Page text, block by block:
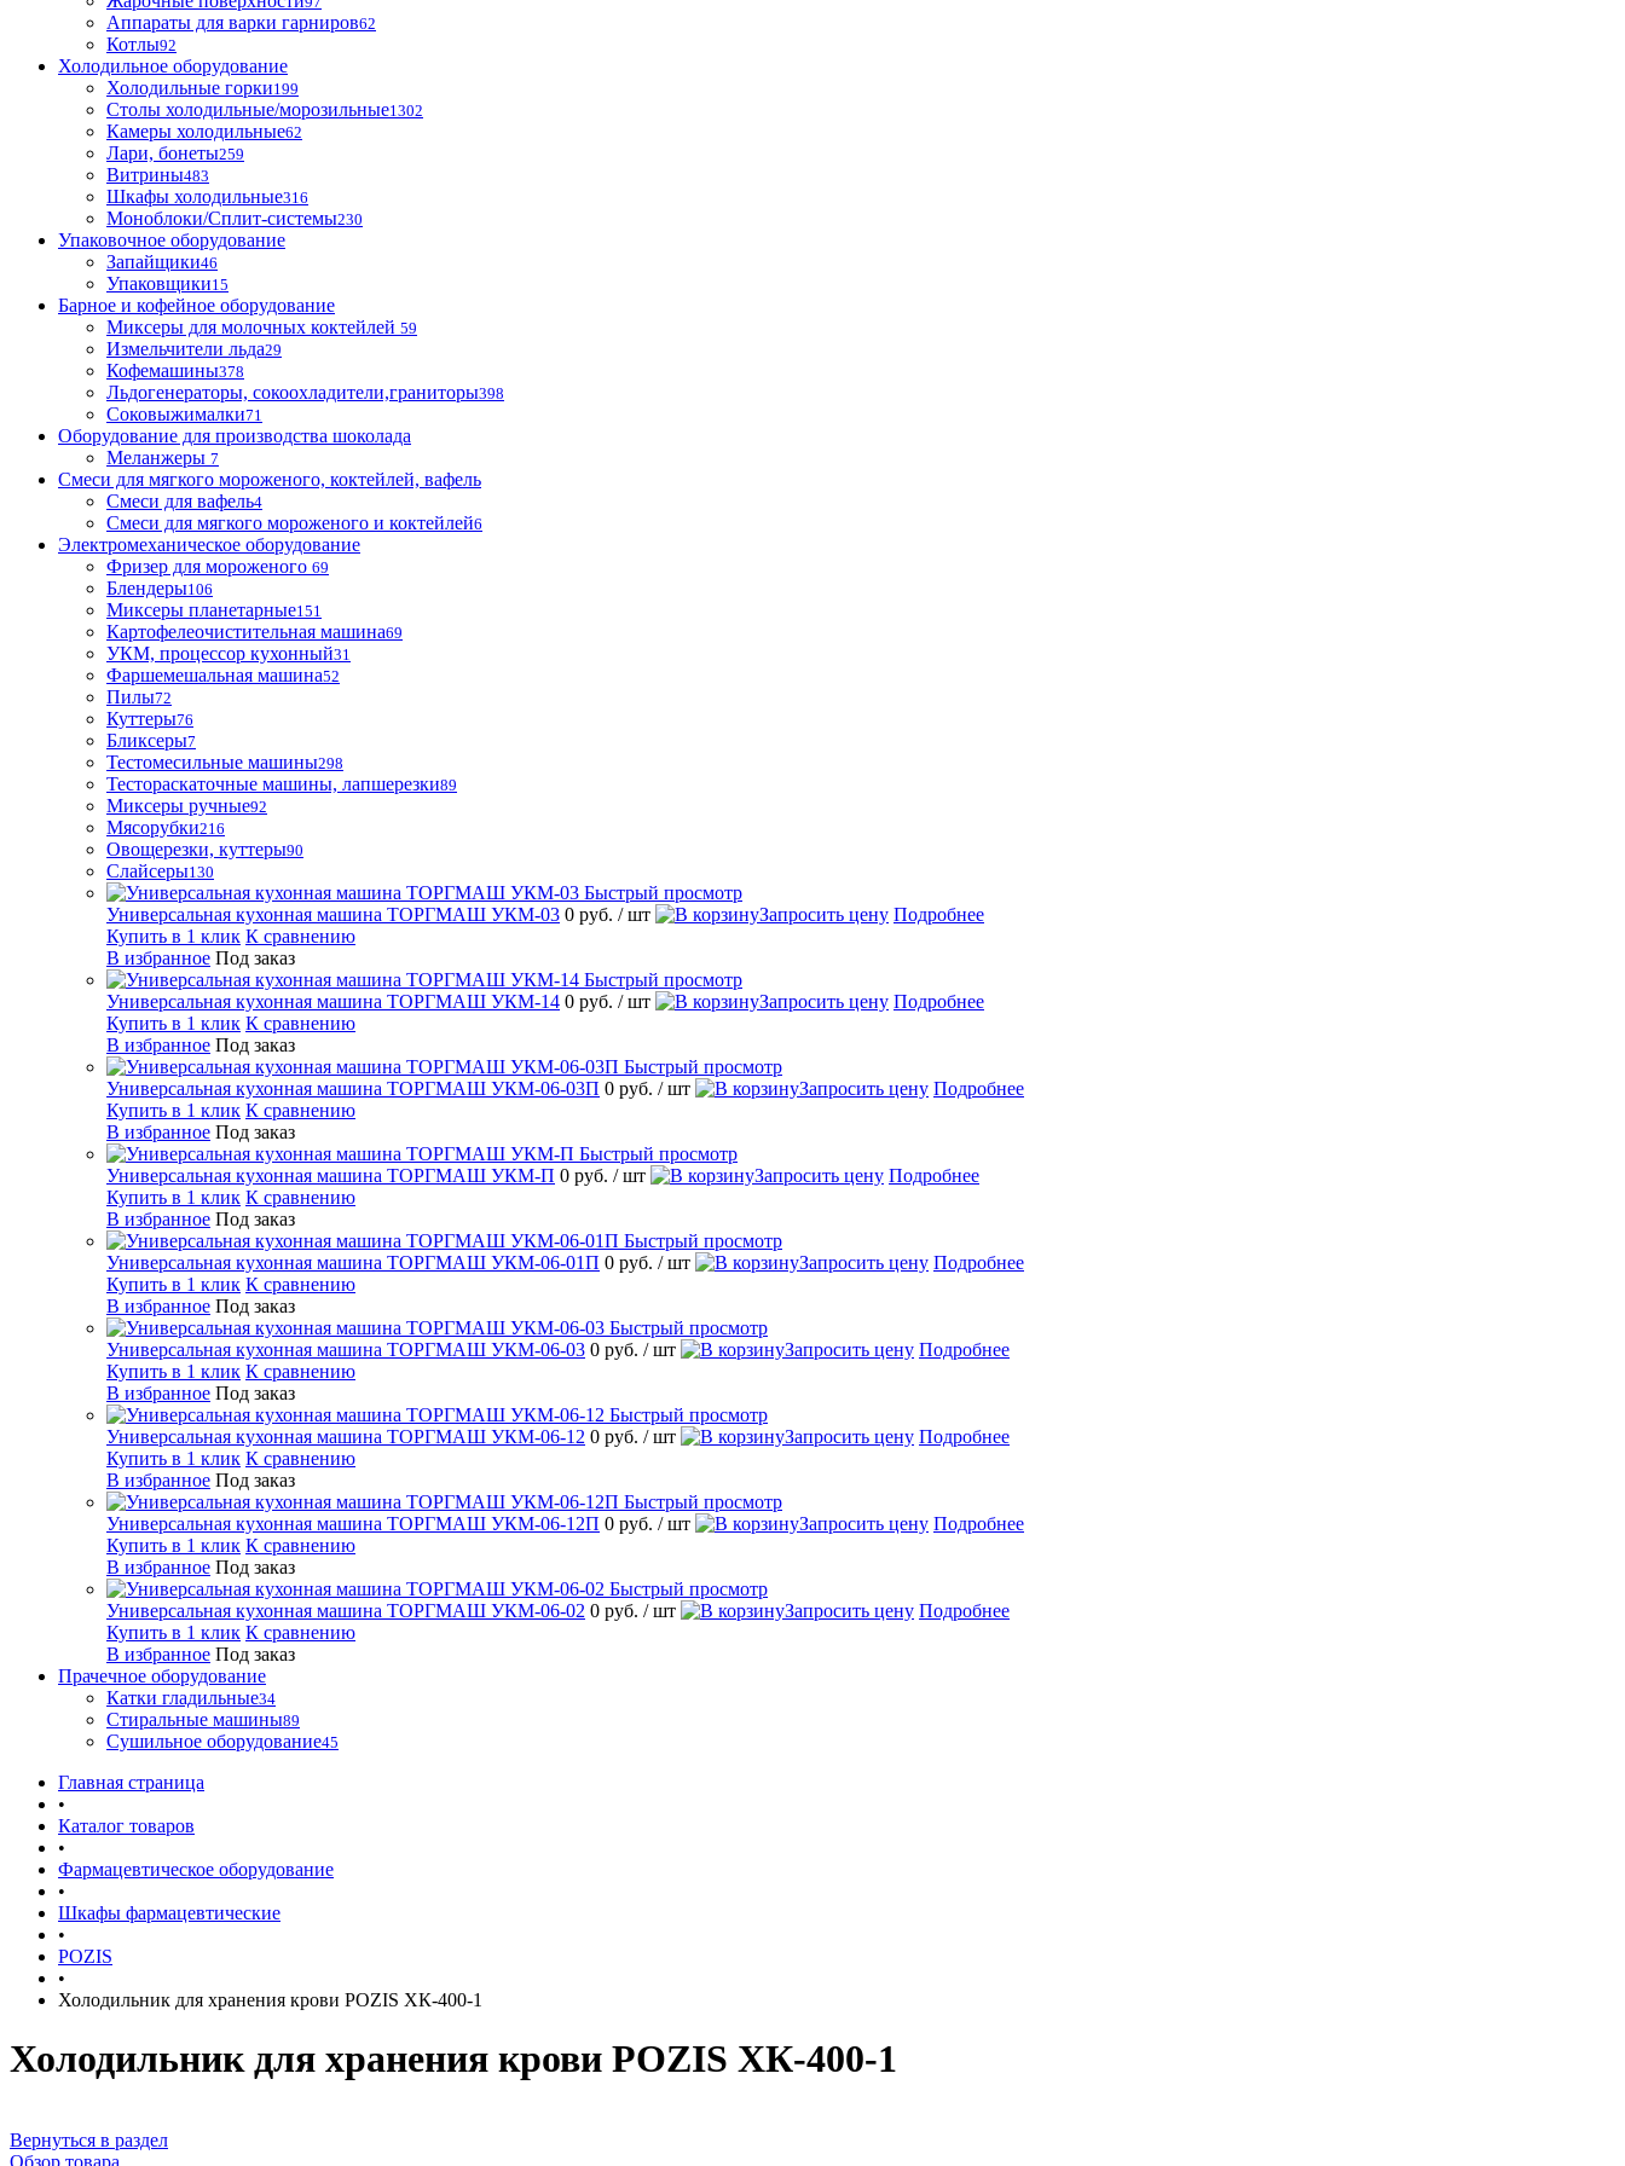
Аппараты для варки гарниров62
Котлы92
Холодильное оборудование
Холодильные горки199
Столы холодильные/морозильные1302
Камеры холодильные62
Лари, бонеты259
Витрины483
Шкафы холодильные316
Моноблоки/Сплит-системы230
Упаковочное оборудование
Запайщики46
Упаковщики15
Барное и кофейное оборудование
Миксеры для молочных коктейлей 59
Измельчители льда29
Кофемашины378
Льдогенераторы, сокоохладители,граниторы398
Соковыжималки71
Оборудование для производства шоколада
Меланжеры 7
Смеси для мягкого мороженого, коктейлей, вафель
Смеси для вафель4
Смеси для мягкого мороженого и коктейлей6
Электромеханическое оборудование
Фризер для мороженого 69
Блендеры106
Миксеры планетарные151
Картофелеочистительная машина69
УКМ, процессор кухонный31
Фаршемешальная машина52
Пилы72
Куттеры76
Бликсеры7
Тестомесильные машины298
Тестораскаточные машины, лапшерезки89
Миксеры ручные92
Мясорубки216
Овощерезки, куттеры90
Слайсеры130
Быстрый просмотр
Универсальная кухонная машина ТОРГМАШ УКМ-03 0 руб. / шт Запросить цену Подробнее
Купить в 1 клик К сравнению
В избранное Под заказ
Быстрый просмотр
Универсальная кухонная машина ТОРГМАШ УКМ-14 0 руб. / шт Запросить цену Подробнее
Купить в 1 клик К сравнению
В избранное Под заказ
Быстрый просмотр
Универсальная кухонная машина ТОРГМАШ УКМ-06-03П 0 руб. / шт Запросить цену Подробнее
Купить в 1 клик К сравнению
В избранное Под заказ
Быстрый просмотр
Универсальная кухонная машина ТОРГМАШ УКМ-П 0 руб. / шт Запросить цену Подробнее
Купить в 1 клик К сравнению
В избранное Под заказ
Быстрый просмотр
Универсальная кухонная машина ТОРГМАШ УКМ-06-01П 0 руб. / шт Запросить цену Подробнее
Купить в 1 клик К сравнению
В избранное Под заказ
Быстрый просмотр
Универсальная кухонная машина ТОРГМАШ УКМ-06-03 0 руб. / шт Запросить цену Подробнее
Купить в 1 клик К сравнению
В избранное Под заказ
Быстрый просмотр
Универсальная кухонная машина ТОРГМАШ УКМ-06-12 0 руб. / шт Запросить цену Подробнее
Купить в 1 клик К сравнению
В избранное Под заказ
Быстрый просмотр
Универсальная кухонная машина ТОРГМАШ УКМ-06-12П 0 руб. / шт Запросить цену Подробнее
Купить в 1 клик К сравнению
В избранное Под заказ
Быстрый просмотр
Универсальная кухонная машина ТОРГМАШ УКМ-06-02 0 руб. / шт Запросить цену Подробнее
Купить в 1 клик К сравнению
В избранное Под заказ
Прачечное оборудование
Катки гладильные34
Стиральные машины89
Сушильное оборудование45
Главная страница
•
Каталог товаров
•
Фармацевтическое оборудование
•
Шкафы фармацевтические
•
POZIS
•
Холодильник для хранения крови POZIS ХК-400-1
Холодильник для хранения крови POZIS ХК-400-1
Вернуться в раздел
Обзор товара